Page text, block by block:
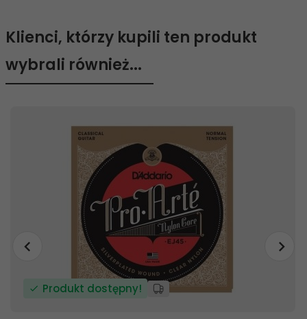
Klienci, którzy kupili ten produkt
wybrali również...
Produkt dostępny!